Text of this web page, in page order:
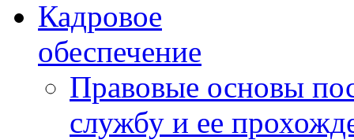
Кадровое
обеспечение
Правовые основы
службу и ее